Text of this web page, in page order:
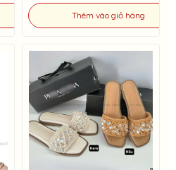
Thêm vào giỏ hàng